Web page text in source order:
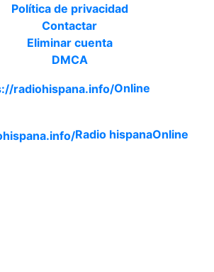
Política de privacidad
Contactar
Eliminar cuenta
DMCA
Online
Radio hispanaOnline